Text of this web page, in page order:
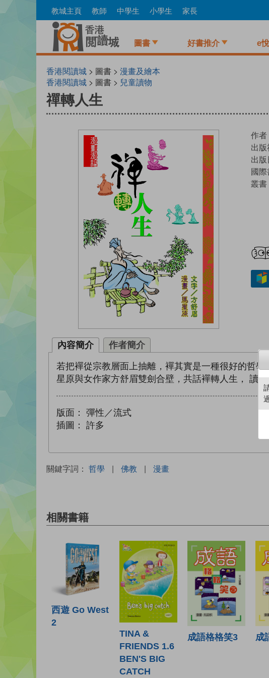
to
教城主頁 教師 中學生 小學生 家長
圖書 好書推介 e
香港閱讀城 > 圖書 > 漫畫及繪本
香港閱讀城 > 圖書 > 兒童讀物
禪轉人生
作者
出版
出版
國際
叢書
內容簡介 作者簡介
若把襌從宗教層面上抽離，襌其實是一種很好的哲
星原與女作家方舒眉雙劍合壁，共話襌轉人生， 讀
版面：
彈性／流式
插圖：
許多
關鍵字詞： 哲學 | 佛教 | 漫畫
相關書籍
西遊 Go West
2
TINA &
FRIENDS 1.6
BEN'S BIG
CATCH
成語格格笑3 成